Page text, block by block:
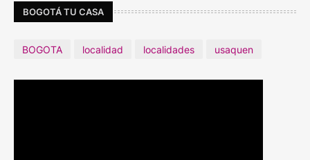
BOGOTÁ TU CASA
BOGOTA localidad localidades usaquen